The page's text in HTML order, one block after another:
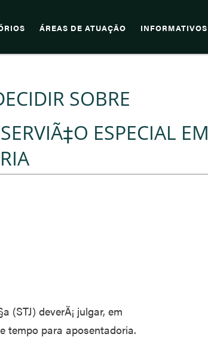
ÁREAS DE ATUAÇÃO INFORMATIVOS
SOBRE
ESPECIAL EM
(STJ) deverÃ¡ julgar, em
tempo para aposentadoria.